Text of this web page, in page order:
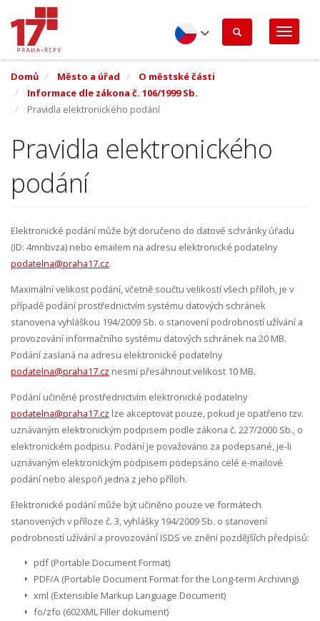
hlavnímu
obsahu
Czech
Domů
Město a úřad
O městské části
Informace dle zákona č. 106/1999 Sb.
Pravidla elektronického podání
Pravidla elektronického
podání
Elektronické podání může být doručeno do datové schránky úřadu
(ID: 4mnbvza) nebo emailem na adresu elektronické podatelny
podatelna@praha17.cz.
Maximální velikost podání, včetně součtu velikostí všech příloh, je v
případě podání prostřednictvím systému datových schránek
stanovena vyhláškou 194/2009 Sb. o stanovení podrobností užívání a
provozování informačního systému datových schránek na 20 MB.
Podání zaslaná na adresu elektronické podatelny
podatelna@praha17.cz nesmí přesáhnout velikost 10 MB.
Podání učiněné prostřednictvím elektronické podatelny
podatelna@praha17.cz lze akceptovat pouze, pokud je opatřeno tzv.
uznávaným elektronickým podpisem podle zákona č. 227/2000 Sb., o
elektronickém podpisu. Podání je považováno za podepsané, je-li
uznávaným elektronickým podpisem podepsáno celé e-mailové
podání nebo alespoň jedna z jeho příloh.
Elektronické podání může být učiněno pouze ve formátech
stanovených v příloze č. 3, vyhlášky 194/2009 Sb. o stanovení
podrobností užívání a provozování ISDS ve znění pozdějších předpisů:
pdf (Portable Document Format)
PDF/A (Portable Document Format for the Long-term Archiving)
xml (Extensible Markup Language Document)
fo/zfo (602XML Filler dokument)